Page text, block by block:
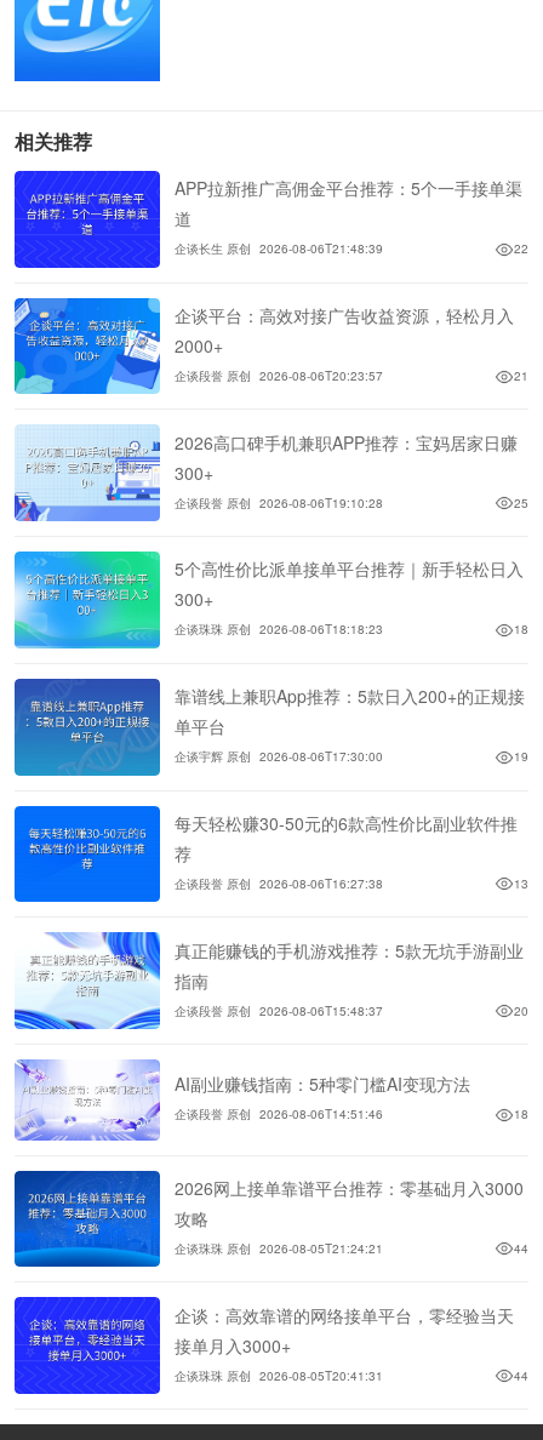
相关推荐
APP拉新推广高佣金平台推荐：5个一手接单渠
道
企谈长生 原创 2026-08-06T21:48:39 22
企谈平台：高效对接广告收益资源，轻松月入
2000+
企谈段誉 原创 2026-08-06T20:23:57 21
2026高口碑手机兼职APP推荐：宝妈居家日赚
300+
企谈段誉 原创 2026-08-06T19:10:28 25
5个高性价比派单接单平台推荐｜新手轻松日入
300+
企谈珠珠 原创 2026-08-06T18:18:23 18
靠谱线上兼职App推荐：5款日入200+的正规接
单平台
企谈宇辉 原创 2026-08-06T17:30:00 19
每天轻松赚30-50元的6款高性价比副业软件推
荐
企谈段誉 原创 2026-08-06T16:27:38 13
真正能赚钱的手机游戏推荐：5款无坑手游副业
指南
企谈段誉 原创 2026-08-06T15:48:37 20
AI副业赚钱指南：5种零门槛AI变现方法
企谈段誉 原创 2026-08-06T14:51:46 18
2026网上接单靠谱平台推荐：零基础月入3000
攻略
企谈珠珠 原创 2026-08-05T21:24:21 44
企谈：高效靠谱的网络接单平台，零经验当天
接单月入3000+
企谈珠珠 原创 2026-08-05T20:41:31 44